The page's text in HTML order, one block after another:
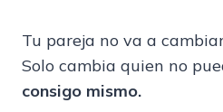
Tu pareja no va a
Solo cambia quien no
consigo mismo.